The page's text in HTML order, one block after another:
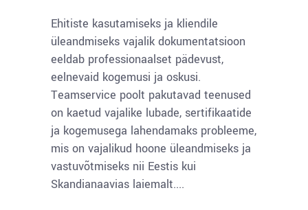
Ehitiste kasutamiseks ja kliendile
üleandmiseks vajalik dokumentatsioon
eeldab professionaalset pädevust,
eelnevaid kogemusi ja oskusi.
Teamservice poolt pakutavad teenused
on kaetud vajalike lubade, sertifikaatide
ja kogemusega lahendamaks probleeme,
mis on vajalikud hoone üleandmiseks ja
vastuvõtmiseks nii Eestis kui
Skandianaavias laiemalt.